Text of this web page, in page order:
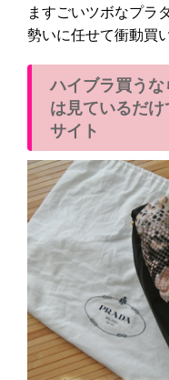
ますごいツボなプラ
勢いに任せて衝動買
ハイブラ買う
は見ているだ
サイト